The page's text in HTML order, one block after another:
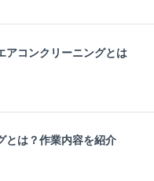
アコンクリーニングとは
とは？作業内容を紹介